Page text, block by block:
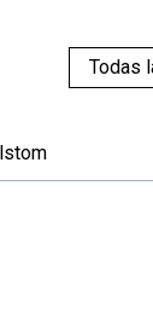
Todas